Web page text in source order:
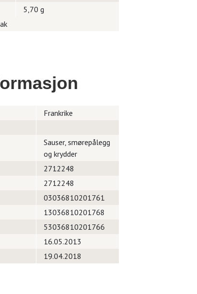
5,70 g
Frankrike
Sauser, smørepålegg
og krydder
2712248
2712248
03036810201761
13036810201768
53036810201766
16.05.2013
19.04.2018